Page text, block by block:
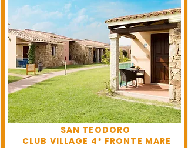
SAN TEODORO
CLUB VILLAGE 4* FRONTE MARE